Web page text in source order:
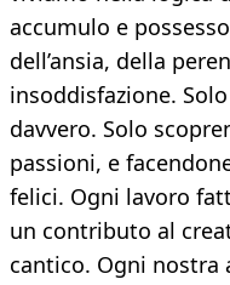
accumulo e
dell’ansia, della
insoddisfazione.
davvero. Solo
passioni, e
felici. Ogni lavoro
un contributo al
cantico. Ogni nostra